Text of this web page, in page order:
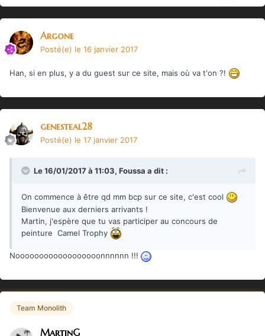
Argone
Posté(e) le 16 janvier 2017
Han, si en plus, y a du guest sur ce site, mais où va t'on ?!
genesteal28
Posté(e) le 17 janvier 2017
Le 16/01/2017 à 11:03, Foussa a dit :
On commence à être qd mm bcp sur ce site, c'est cool
Bienvenue aux derniers arrivants !
Martin, j'espère que tu vas participer au concours de
peinture Camel Trophy
Noooooooooooooooooonnnnnn !!!
Team Monolith
MartinG